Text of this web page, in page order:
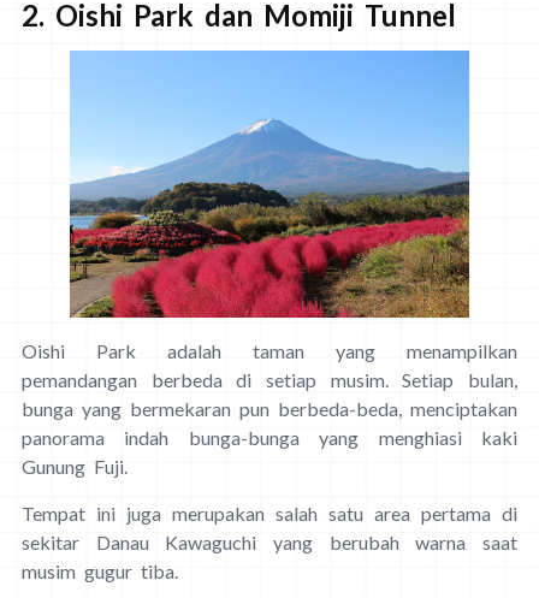
2. Oishi Park dan Momiji Tunnel
Oishi Park adalah taman yang menampilkan
pemandangan berbeda di setiap musim. Setiap bulan,
bunga yang bermekaran pun berbeda-beda, menciptakan
panorama indah bunga-bunga yang menghiasi kaki
Gunung Fuji.
Tempat ini juga merupakan salah satu area pertama di
sekitar Danau Kawaguchi yang berubah warna saat
musim gugur tiba.